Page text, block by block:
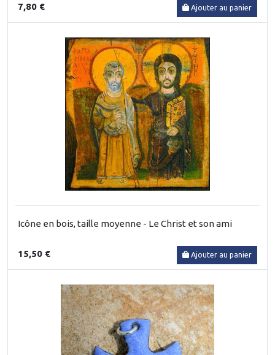
7,80 € Ajouter au panier
Icône en bois, taille moyenne - Le Christ et son ami
15,50 € Ajouter au panier